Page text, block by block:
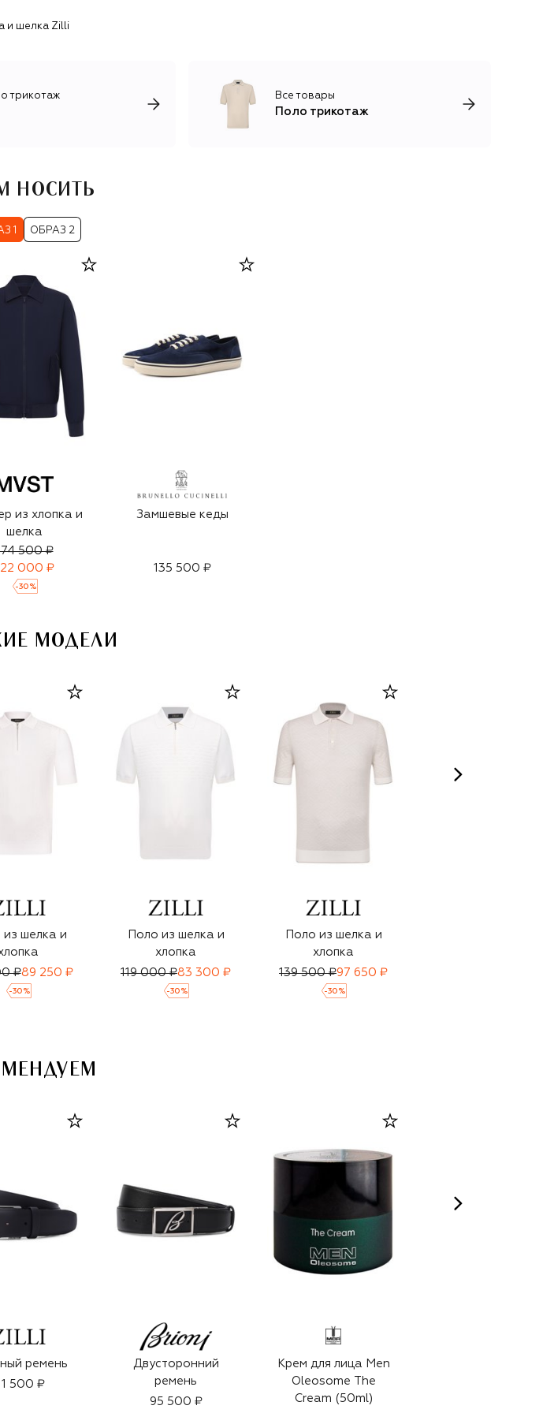
и шелка Zilli
трикотаж Все товары
Поло трикотаж
НОСИТЬ
1 ОБРАЗ 2
из хлопка и
шелка
500 ₽
000 ₽
-30 %
Замшевые кеды
135 500 ₽
МОДЕЛИ
из шелка и
₽89 250 ₽
-30 %
Поло из шелка и
хлопка
119 000 ₽83 300 ₽
-30 %
Поло из шелка и
хлопка
139 500 ₽97 650 ₽
-30 %
ремень
500 ₽
Двусторонний
ремень
95 500 ₽
Крем для лица Men
Oleosome The
Cream (50ml)